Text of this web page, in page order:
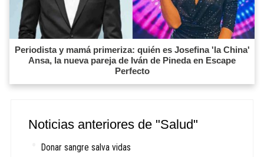
Periodista y mamá primeriza: quién es Josefina 'la China'
Ansa, la nueva pareja de Iván de Pineda en Escape
Perfecto
Noticias anteriores de "Salud"
Donar sangre salva vidas